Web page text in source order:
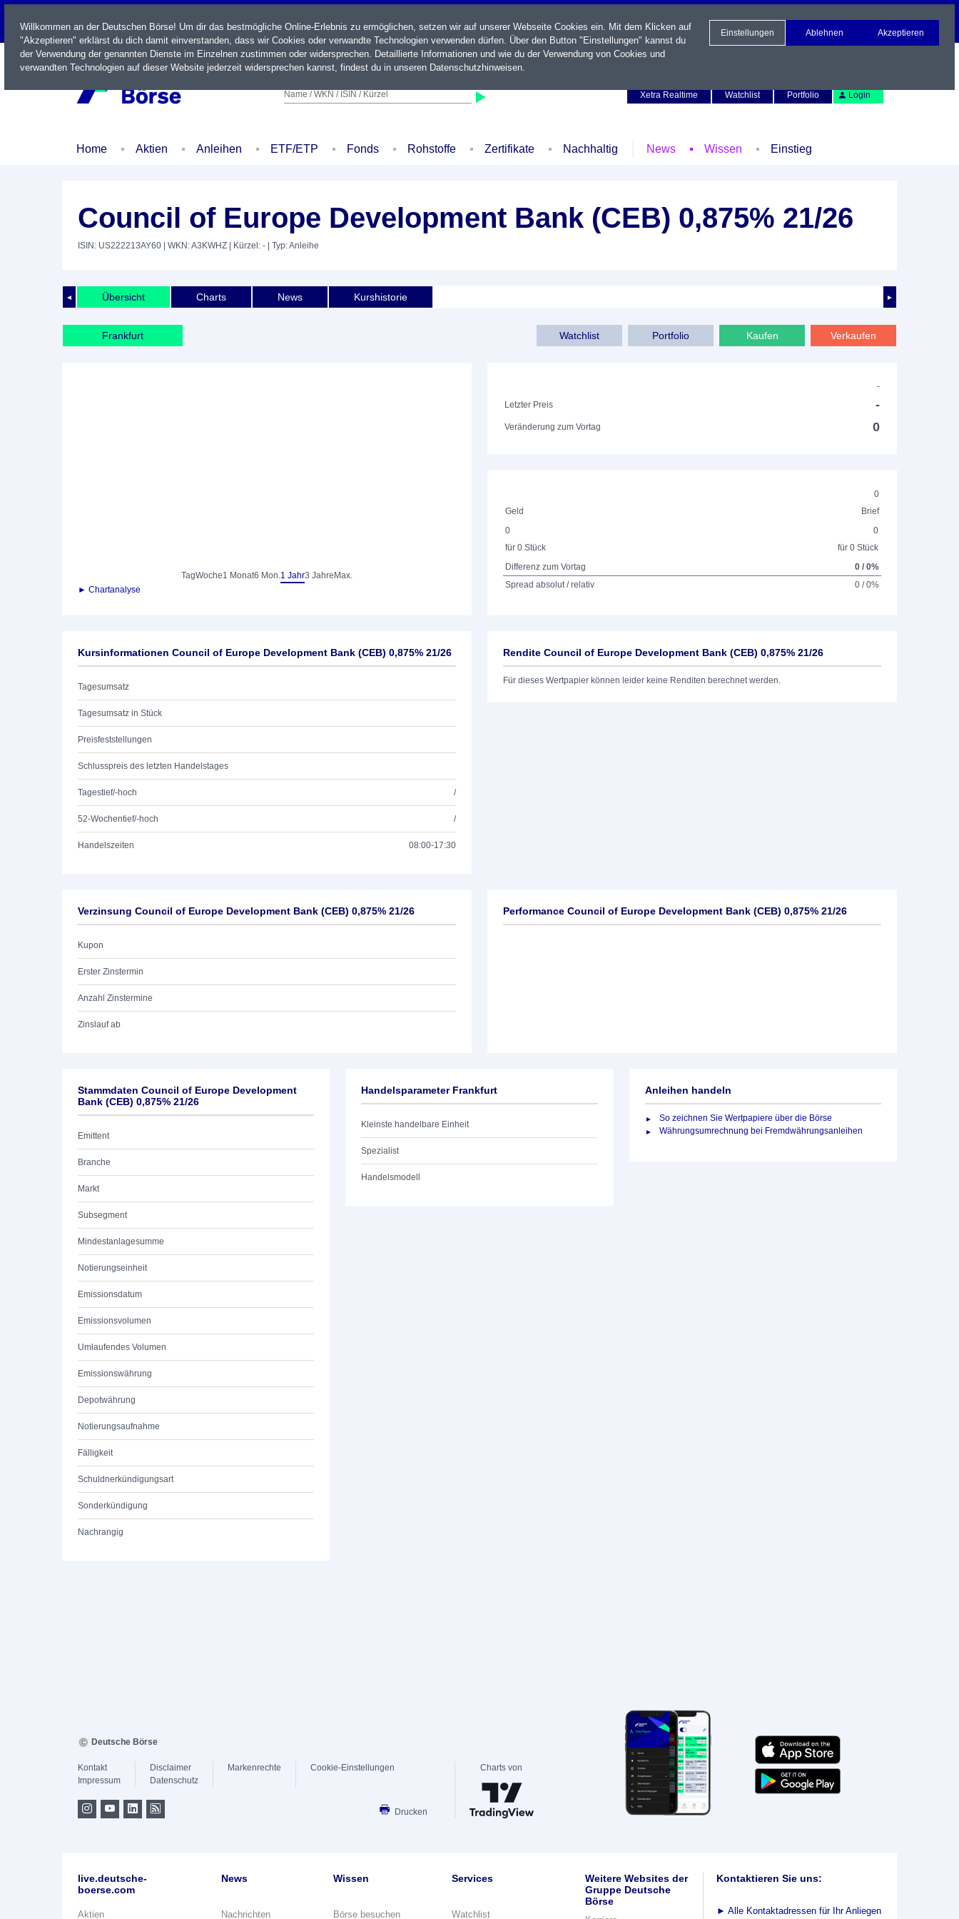
LIVE
Name / WKN / ISIN / Kürzel
Xetra Realtime
Watchlist Portfolio Login
Home Aktien Anleihen ETF/ETP Fonds Rohstoffe Zertifikate Nachhaltig News Wissen Einstieg
Council of Europe Development Bank (CEB) 0,875% 21/26
ISIN: US222213AY60 | WKN: A3KWHZ | Kürzel: - | Typ: Anleihe
◄ ►
Übersicht Charts News Kurshistorie
Frankfurt Verkaufen
Kaufen
Portfolio
Watchlist
TagWoche1 Monat6 Mon.1 Jahr3 Jahre Max.
► Chartanalyse
-
Letzter Preis
-
Veränderung zum Vortag 0
0
Geld
Brief
0
für 0 Stück
0
für 0 Stück
Differenz zum Vortag
0 / 0%
Spread absolut / relativ
0 / 0%
Kursinformationen Council of Europe Development Bank (CEB) 0,875% 21/26
Tagesumsatz
Tagesumsatz in Stück
Preisfeststellungen
Schlusspreis des letzten Handelstages
Tagestief/-hoch /
52-Wochentief/-hoch /
Handelszeiten 08:00-17:30
Rendite Council of Europe Development Bank (CEB) 0,875% 21/26
Für dieses Wertpapier können leider keine Renditen berechnet werden.
Verzinsung Council of Europe Development Bank (CEB) 0,875% 21/26
Kupon
Erster Zinstermin
Anzahl Zinstermine
Zinslauf ab
Performance Council of Europe Development Bank (CEB) 0,875% 21/26
Stammdaten Council of Europe Development
Bank (CEB) 0,875% 21/26
Emittent
Branche
Markt
Subsegment
Mindestanlagesumme
Notierungseinheit
Emissionsdatum
Emissionsvolumen
Umlaufendes Volumen
Emissionswährung
Depotwährung
Notierungsaufnahme
Fälligkeit
Schuldnerkündigungsart
Sonderkündigung
Nachrangig
Handelsparameter Frankfurt
Kleinste handelbare Einheit
Spezialist
Handelsmodell
Anleihen handeln
So zeichnen Sie Wertpapiere über die Börse
Währungsumrechnung bei Fremdwährungsanleihen
Willkommen an der Deutschen Börse! Um dir das bestmögliche Online-Erlebnis zu ermöglichen, setzen wir auf unserer Webseite Cookies ein. Mit dem Klicken auf
"Akzeptieren" erklärst du dich damit einverstanden, dass wir Cookies oder verwandte Technologien verwenden dürfen. Über den Button "Einstellungen" kannst du
der Verwendung der genannten Dienste im Einzelnen zustimmen oder widersprechen. Detaillierte Informationen und wie du der Verwendung von Cookies und
verwandten Technologien auf dieser Website jederzeit widersprechen kannst, findest du in unseren Datenschutzhinweisen.
Einstellungen Ablehnen Akzeptieren
Deutsche Börse
Kontakt
Impressum
Disclaimer
Datenschutz
Markenrechte Cookie-Einstellungen
Drucken
Charts von
live.deutsche-
boerse.com
Aktien
News
Nachrichten
Wissen
Börse besuchen
Services
Watchlist
Weitere Websites der
Gruppe Deutsche
Börse
Kontaktieren Sie uns:
► Alle Kontaktadressen für Ihr Anliegen